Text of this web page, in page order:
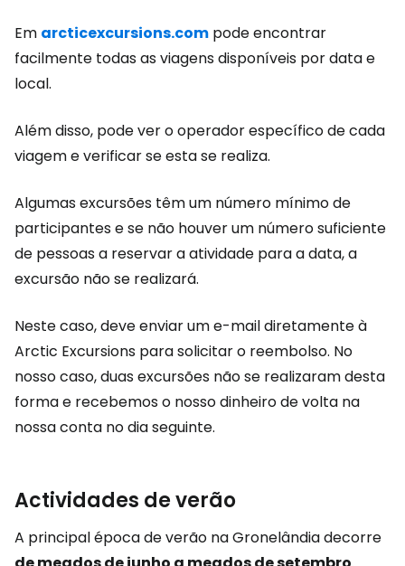
Em arcticexcursions.com pode encontrar
facilmente todas as viagens disponíveis por data e
local.
Além disso, pode ver o operador específico de cada
viagem e verificar se esta se realiza.
Algumas excursões têm um número mínimo de
participantes e se não houver um número suficiente
de pessoas a reservar a atividade para a data, a
excursão não se realizará.
Neste caso, deve enviar um e-mail diretamente à
Arctic Excursions para solicitar o reembolso. No
nosso caso, duas excursões não se realizaram desta
forma e recebemos o nosso dinheiro de volta na
nossa conta no dia seguinte.
Actividades de verão
A principal época de verão na Gronelândia decorre